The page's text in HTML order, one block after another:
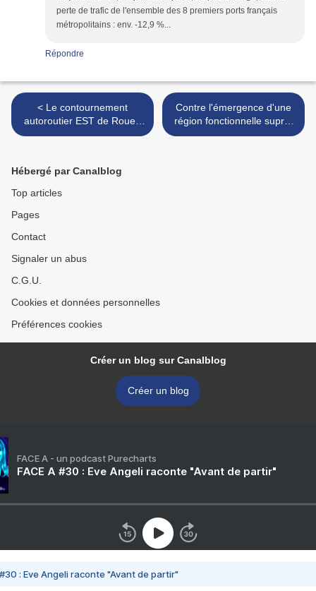
perte de trafic de l'ensemble des 8 premiers ports français
métropolitains : env. -12,9 %...
Répondre
< Le contournement
autoroutier EST de Rouen
plébiscité par les Normands
Contre l'émergence d'une
région fonctionnelle supra-
nationale du Grand-Paris: la
Hébergé par Canalblog
Top articles
Pages
Contact
Signaler un abus
C.G.U.
Cookies et données personnelles
Préférences cookies
Créer un blog sur Canalblog
Créer un blog
FACE A - un podcast Purecharts
FACE A #30 : Eve Angeli raconte "Avant de partir"
#30 : Eve Angeli raconte "Avant de partir"